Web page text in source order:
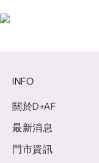
INFO
關於D+AF
最新消息
門市資訊